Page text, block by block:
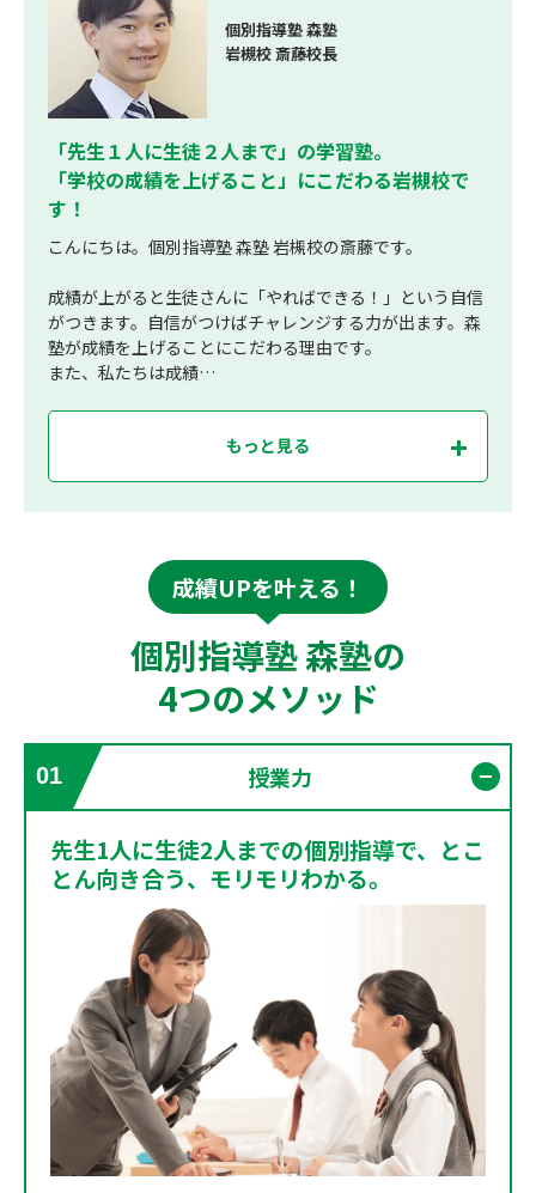
個別指導塾 森塾
岩槻校 斎藤校長
「先生１人に生徒２人まで」の学習塾。
「学校の成績を上げること」にこだわる岩槻校で
す！
こんにちは。個別指導塾 森塾 岩槻校の斎藤です。
成績が上がると生徒さんに「やればできる！」という自信
がつきます。自信がつけばチャレンジする力が出ます。森
塾が成績を上げることにこだわる理由です。
また、私たちは成績…
もっと見る
成績UPを叶える！
個別指導塾 森塾の
4つのメソッド
01 授業力
先生1人に生徒2人までの個別指導で、とこ
とん向き合う、モリモリわかる。